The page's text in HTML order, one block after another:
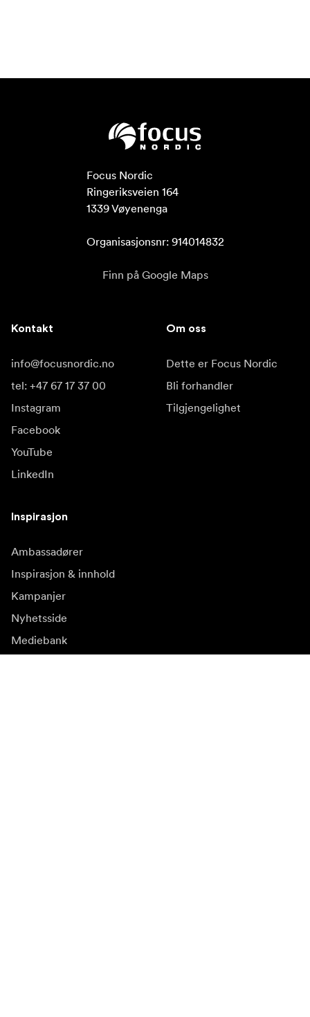
Focus Nordic
Ringeriksveien 164
1339 Vøyenenga
Organisasjonsnr: 914014832
Finn på Google Maps
Kontakt
info@focusnordic.no
tel: +47 67 17 37 00
Instagram
Facebook
YouTube
LinkedIn
Om oss
Dette er Focus Nordic
Bli forhandler
Tilgjengelighet
Inspirasjon
Ambassadører
Inspirasjon & innhold
Kampanjer
Nyhetsside
Mediebank